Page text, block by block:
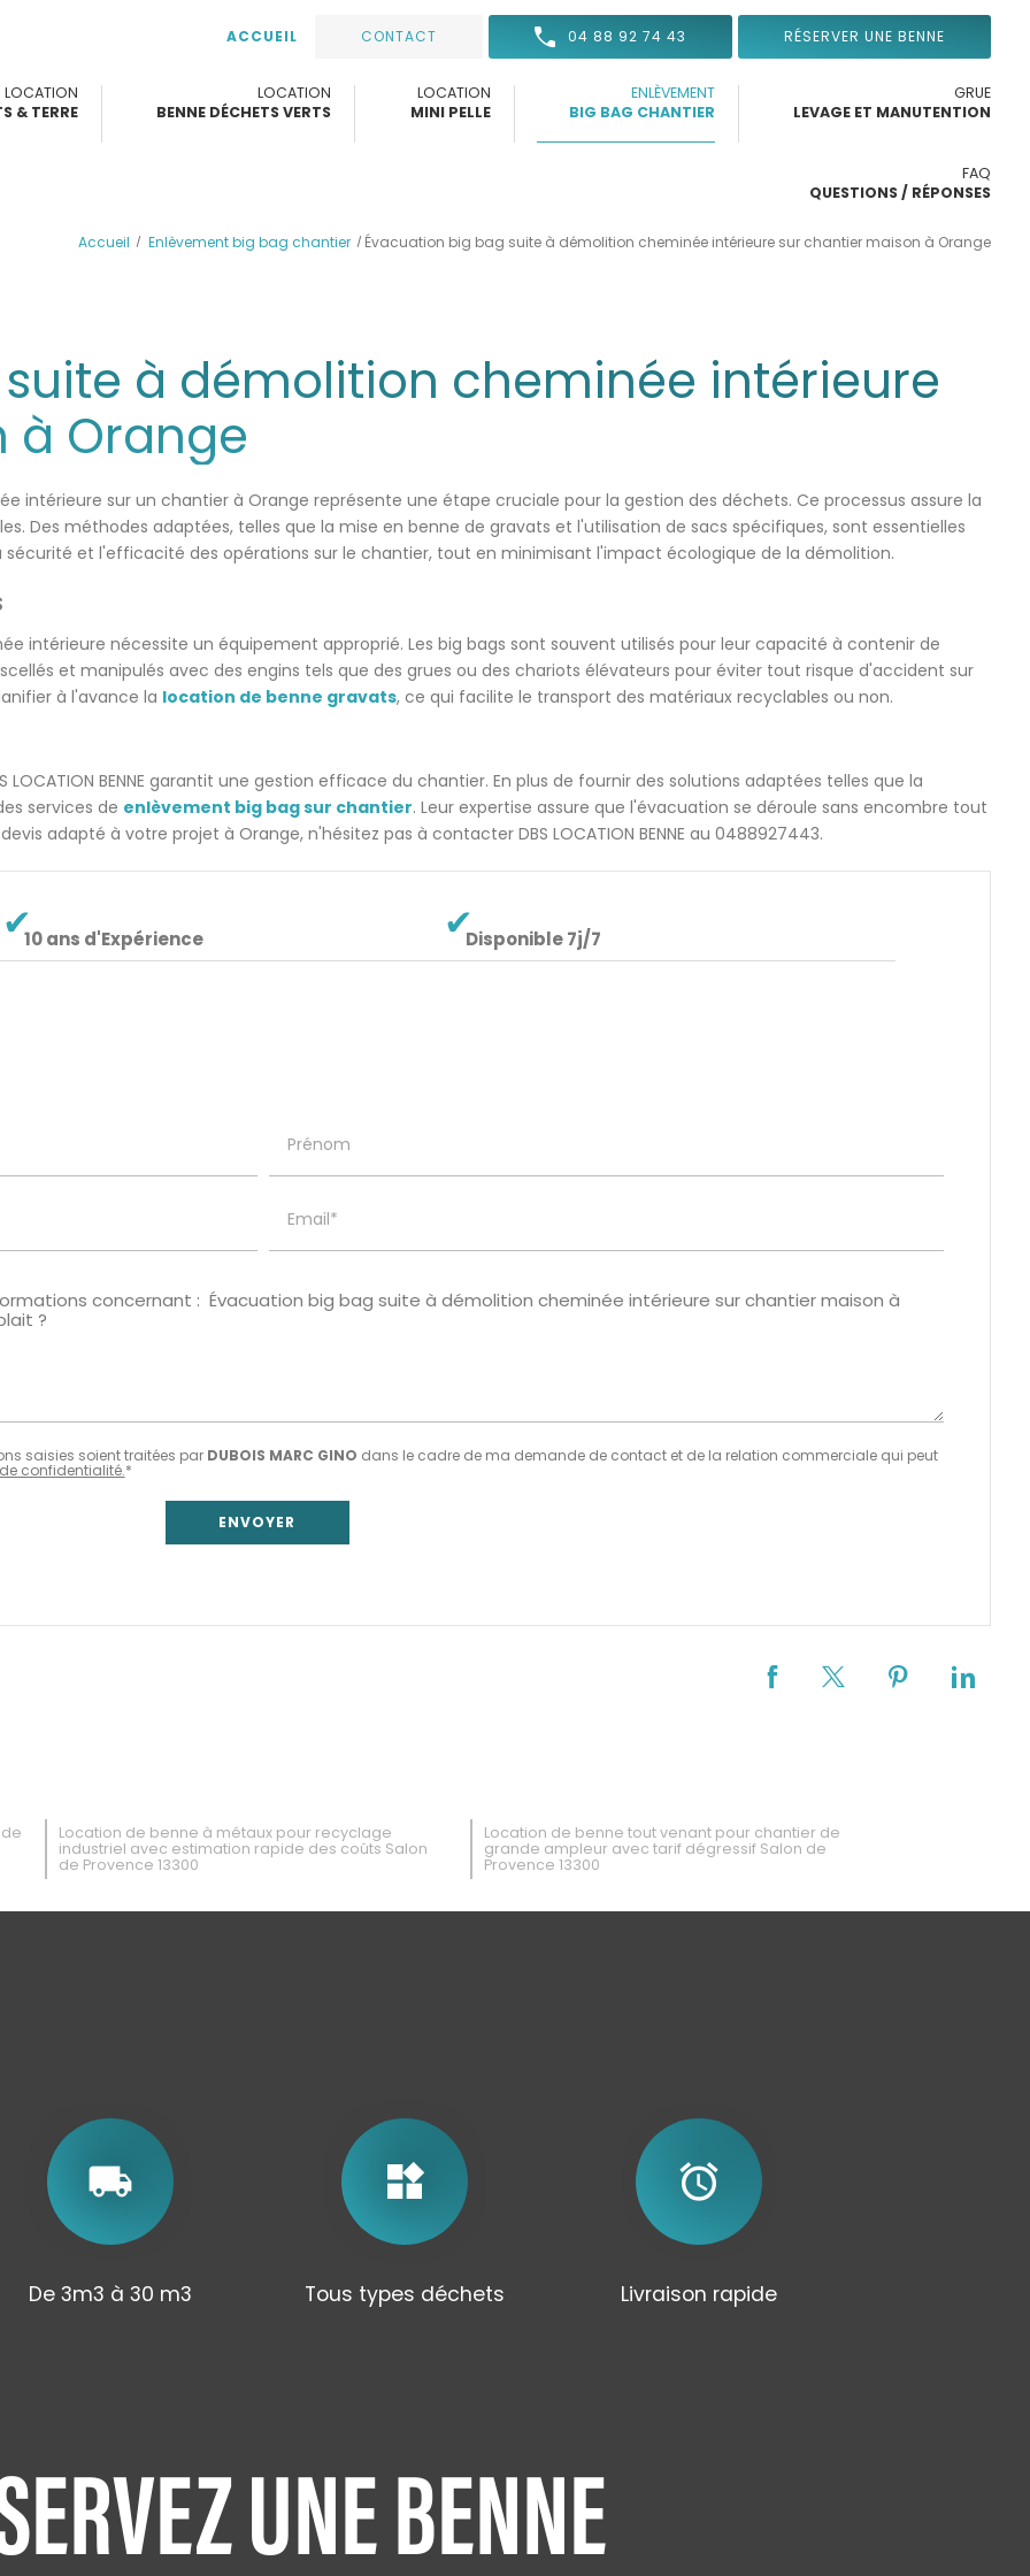
ACCUEIL CONTACT 04 88 92 74 43 RÉSERVER UNE BENNE
LOCATION
& TERRE
LOCATION
BENNE DÉCHETS VERTS
LOCATION
MINI PELLE
ENLÈVEMENT
BIG BAG CHANTIER
GRUE
LEVAGE ET MANUTENTION
FAQ
QUESTIONS / RÉPONSES
Accueil Enlèvement big bag chantier Évacuation big bag suite à démolition cheminée intérieure sur chantier maison à Orange
à démolition cheminée intérieure
à Orange
intérieure sur un chantier à Orange représente une étape cruciale pour la gestion des déchets. Ce processus assure la
Des méthodes adaptées, telles que la mise en benne de gravats et l'utilisation de sacs spécifiques, sont essentielles
et l'efficacité des opérations sur le chantier, tout en minimisant l'impact écologique de la démolition.
intérieure nécessite un équipement approprié. Les big bags sont souvent utilisés pour leur capacité à contenir de
et manipulés avec des engins tels que des grues ou des chariots élévateurs pour éviter tout risque d'accident sur
à l'avance la location de benne gravats, ce qui facilite le transport des matériaux recyclables ou non.
BENNE garantit une gestion efficace du chantier. En plus de fournir des solutions adaptées telles que la
services de enlèvement big bag sur chantier. Leur expertise assure que l'évacuation se déroule sans encombre tout
adapté à votre projet à Orange, n'hésitez pas à contacter DBS LOCATION BENNE au 0488927443.
10 ans d'Expérience Disponible 7j/7
Prénom
Email*
saisies soient traitées par DUBOIS MARC GINO dans le cadre de ma demande de contact et de la relation commerciale qui peut
confidentialité.*
Location de benne à métaux pour recyclage
industriel avec estimation rapide des coûts Salon
de Provence 13300
Location de benne tout venant pour chantier de
grande ampleur avec tarif dégressif Salon de
Provence 13300
local_shipping
De 3m3 à 30 m3
widgets
Tous types déchets
alarm
Livraison rapide
UNE BENNE